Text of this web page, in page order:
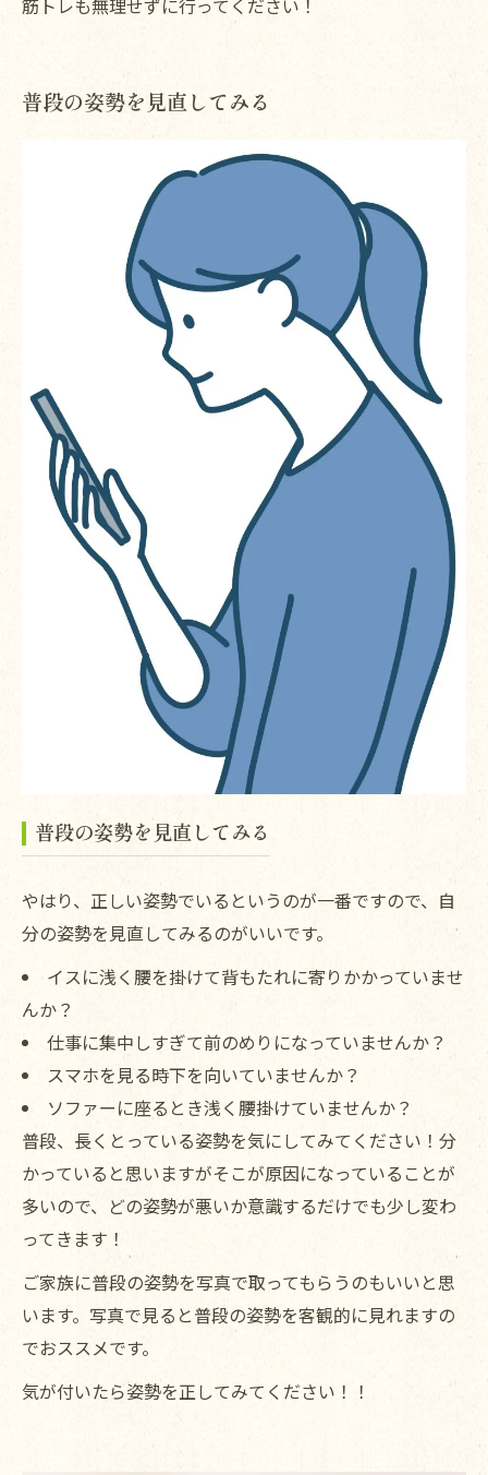
筋トレも無理せずに行ってください！
普段の姿勢を見直してみる
普段の姿勢を見直してみる
やはり、正しい姿勢でいるというのが一番ですので、自
分の姿勢を見直してみるのがいいです。
イスに浅く腰を掛けて背もたれに寄りかかっていませ
んか？
仕事に集中しすぎて前のめりになっていませんか？
スマホを見る時下を向いていませんか？
ソファーに座るとき浅く腰掛けていませんか？
普段、長くとっている姿勢を気にしてみてください！分
かっていると思いますがそこが原因になっていることが
多いので、どの姿勢が悪いか意識するだけでも少し変わ
ってきます！
ご家族に普段の姿勢を写真で取ってもらうのもいいと思
います。写真で見ると普段の姿勢を客観的に見れますの
でおススメです。
気が付いたら姿勢を正してみてください！！